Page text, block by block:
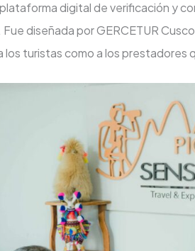
digital de verificación y
diseñada por GERCETUR
turistas como a los prestadores